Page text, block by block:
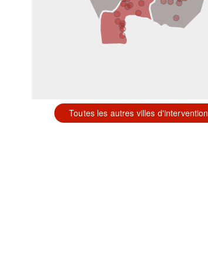
Toutes les autres villes d'intervention